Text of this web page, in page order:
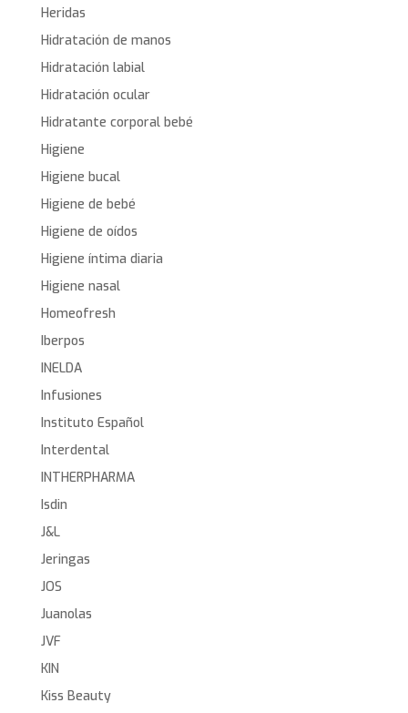
Heridas
Hidratación de manos
Hidratación labial
Hidratación ocular
Hidratante corporal bebé
Higiene
Higiene bucal
Higiene de bebé
Higiene de oídos
Higiene íntima diaria
Higiene nasal
Homeofresh
Iberpos
INELDA
Infusiones
Instituto Español
Interdental
INTHERPHARMA
Isdin
J&L
Jeringas
JOS
Juanolas
JVF
KIN
Kiss Beauty